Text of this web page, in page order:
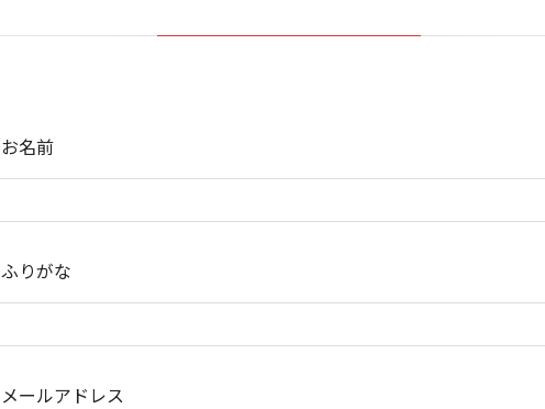
お名前
ふりがな
メールアドレス